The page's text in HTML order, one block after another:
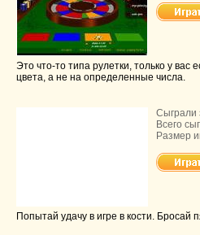
Это что-то типа рулетки, только у вас
цвета, а не на определенные числа.
Сыграли
Всего
Размер
Попытай удачу в игре в кости. Бросай